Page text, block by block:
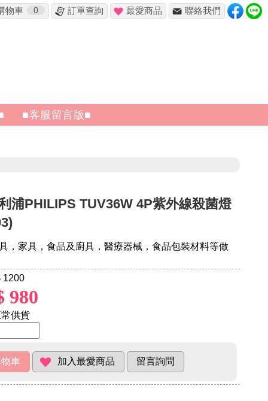
物車 0 訂單查詢 最愛商品 聯絡我們
■客服留言版■
✖
浦PHILIPS TUV36W 4P紫外線殺菌燈
，家具，食品及廚具，醫療器械，食品包裝材料等做
1200
980
供貨